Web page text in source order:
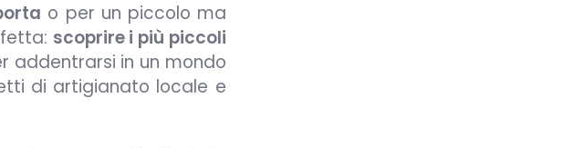
o per un piccolo ma
scoprire i più piccoli
addentrarsi in un mondo
di artigianato locale e